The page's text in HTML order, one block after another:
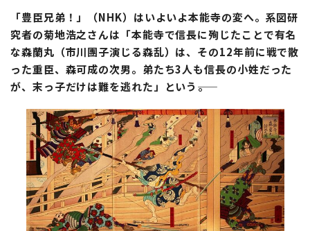
「豊臣兄弟！」（NHK）はいよいよ本能寺の変へ。系図研
究者の菊地浩之さんは「本能寺で信長に殉じたことで有名
な森蘭丸（市川團子演じる森乱）は、その12年前に戦で散
った重臣、森可成の次男。弟たち3人も信長の小姓だった
が、末っ子だけは難を逃れた」という――。